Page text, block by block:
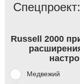
Russell 2000
Медвежий